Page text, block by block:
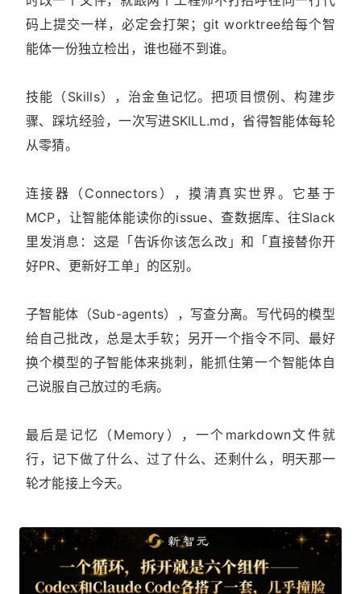
码上提交一样，必定会打架；git worktree给每个智
能体一份独立检出，谁也碰不到谁。
技能（Skills），治金鱼记忆。把项目惯例、构建步
骤、踩坑经验，一次写进SKILL.md，省得智能体每轮
从零猜。
连接器（Connectors），摸清真实世界。它基于
MCP，让智能体能读你的issue、查数据库、往Slack
里发消息：这是「告诉你该怎么改」和「直接替你开
好PR、更新好工单」的区别。
子智能体（Sub-agents），写查分离。写代码的模型
给自己批改，总是太手软；另开一个指令不同、最好
换个模型的子智能体来挑刺，能抓住第一个智能体自
己说服自己放过的毛病。
最后是记忆（Memory），一个markdown文件就
行，记下做了什么、过了什么、还剩什么，明天那一
轮才能接上今天。